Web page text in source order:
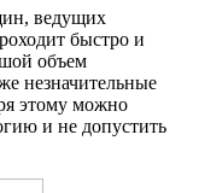
ведущих
быстро и
объем
незначительные
этому можно
и не допустить